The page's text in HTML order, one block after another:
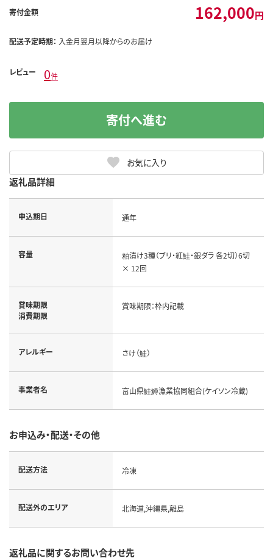
寄付金額 162,000円
配送予定時期： 入金月翌月以降からのお届け
レビュー 0件
お気に入り
寄付へ進む
返礼品詳細
申込期日 通年
容量
粕漬け3種（ブリ・紅鮭・銀ダラ 各2切）6切
× 12回
賞味期限
消費期限
賞味期限：枠内記載
アレルギー さけ（鮭）
事業者名 富山県鮭鱒漁業協同組合(ケイソン冷蔵)
お申込み・配送・その他
配送方法 冷凍
配送外のエリア 北海道,沖縄県,離島
返礼品に関するお問い合わせ先